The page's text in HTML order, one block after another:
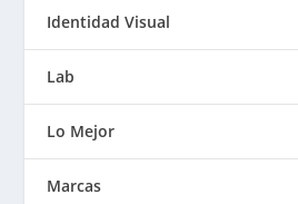
Identidad Visual
Lab
Lo Mejor
Marcas